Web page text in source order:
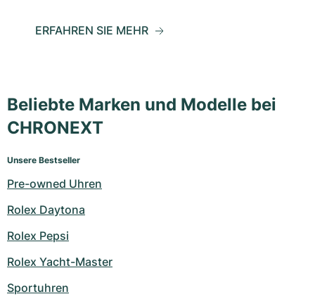
ERFAHREN SIE MEHR
Beliebte Marken und Modelle bei
CHRONEXT
Unsere Bestseller
Pre-owned Uhren
Rolex Daytona
Rolex Pepsi
Rolex Yacht-Master
Sportuhren